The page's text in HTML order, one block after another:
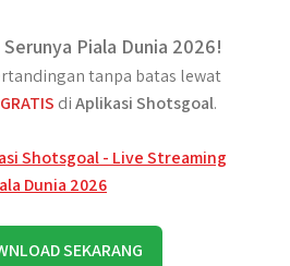
Serunya Piala Dunia 2026!
tanpa batas lewat
diAplikasi Shotsgoal.
SEKARANG